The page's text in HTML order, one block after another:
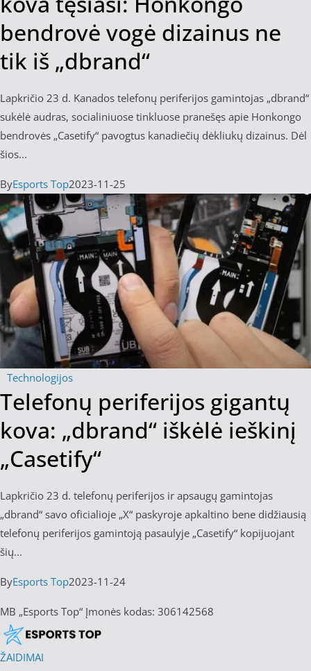
bendrovė vogė dizainus ne
tik iš „dbrand“
Lapkričio 23 d. Kanados telefonų periferijos gamintojas „dbrand“
sukėlė audras, socialiniuose tinkluose pranešęs apie Honkongo
bendrovės „Casetify“ pavogtus kanadiečių dėkliukų dizainus. Dėl
šios...
ByEsports Top2023-11-25
Technologijos
Telefonų periferijos gigantų
kova: „dbrand“ iškėlė ieškinį
„Casetify“
Lapkričio 23 d. telefonų periferijos ir apsaugų gamintojas
„dbrand“ savo oficialioje „X“ paskyroje apkaltino bene didžiausią
telefonų periferijos gamintoją pasaulyje „Casetify“ kopijuojant
šių...
ByEsports Top2023-11-24
MB „Esports Top“ Įmonės kodas: 306142568
ŽAIDIMAI